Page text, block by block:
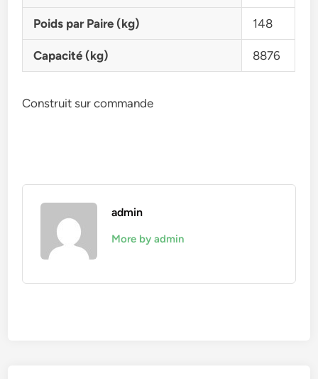
Poids par Paire (kg) 148
Capacité (kg) 8876
Construit sur commande
admin
More by admin